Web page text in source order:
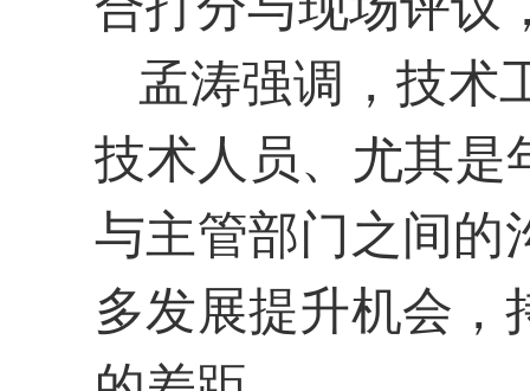
孟涛强调，技术
技术人员、尤其是
与主管部门之间的
多发展提升机会，